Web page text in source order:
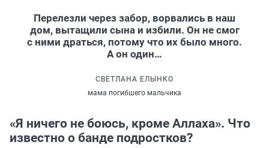
Перелезли через забор, ворвались в наш
дом, вытащили сына и избили. Он не смог
с ними драться, потому что их было много.
А он один…
СВЕТЛАНА ЕЛЫНКО
мама погибшего мальчика
«Я ничего не боюсь, кроме Аллаха». Что
известно о банде подростков?